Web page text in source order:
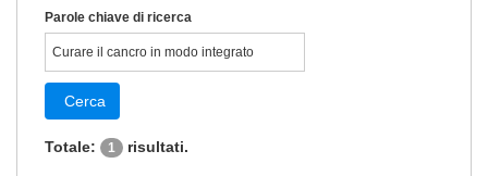
Parole chiave di ricerca
Cerca
Totale: 1 risultati.